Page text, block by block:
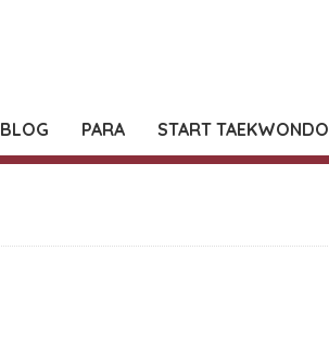
BLOG PARA START TAEKWONDO